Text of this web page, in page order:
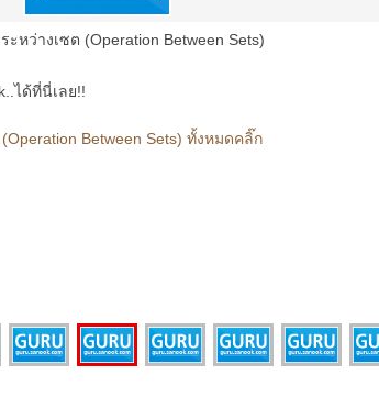
ะหว่างเซต (Operation Between Sets)
ได้ที่นี่เลย!!
Between Sets) ทั้งหมดคลิ๊ก